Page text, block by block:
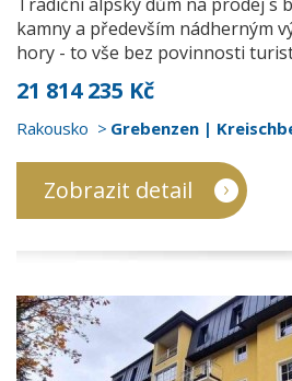
kamny a především nádherným
hory - to vše bez povinnosti
21 814 235 Kč
Rakousko Grebenzen |
Zobrazit detail